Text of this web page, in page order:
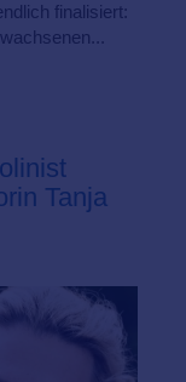
finalisiert:
Tanja